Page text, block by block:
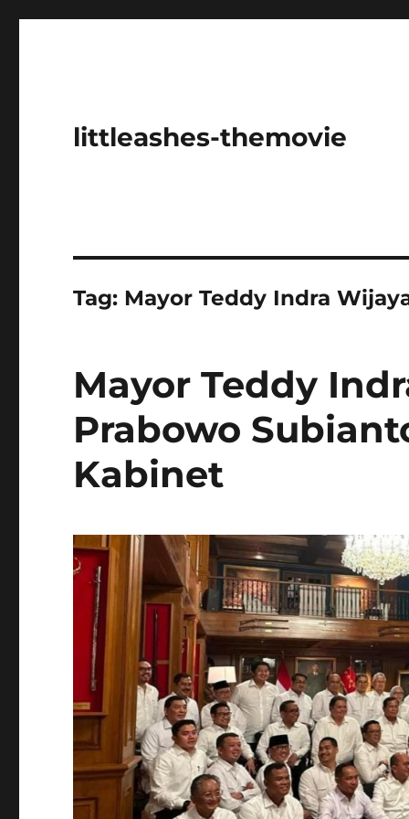
littleashes-themovie
Tag: Mayor Teddy Indra
Mayor Teddy
Prabowo
Kabinet